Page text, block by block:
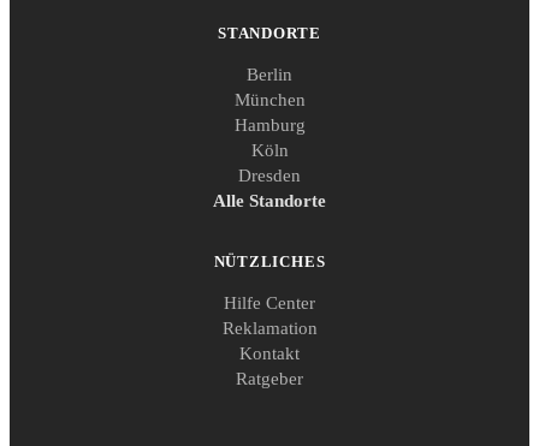
STANDORTE
Berlin
München
Hamburg
Köln
Dresden
Alle Standorte
NÜTZLICHES
Hilfe Center
Reklamation
Kontakt
Ratgeber